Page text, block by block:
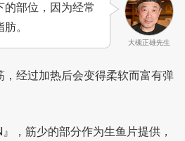
大槻正雄先生
的部位，因为经常
。
，经过加热后会变得柔软而富有弹
』，筋少的部分作为生鱼片提供，